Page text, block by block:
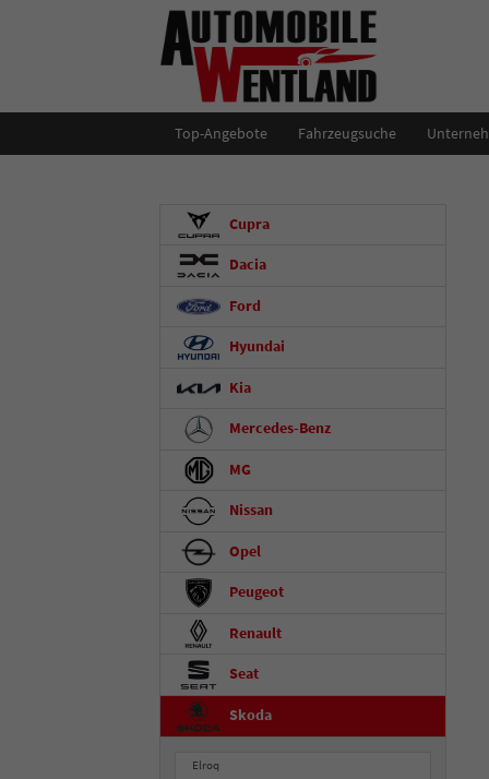
Top-Angebote Fahrzeugsuche
Cupra
Dacia
Ford
Hyundai
Kia
Mercedes-Benz
MG
Nissan
Opel
Peugeot
Renault
Seat
Skoda
Elroq